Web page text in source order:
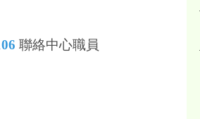
聯絡中心職員